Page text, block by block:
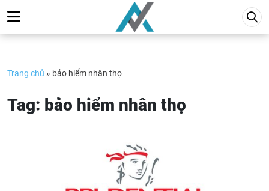
to
content
Trang chủ » bảo hiểm nhân thọ
Tag: bảo hiểm nhân thọ